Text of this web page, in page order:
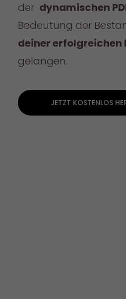
der dynamischen
Bedeutung der
deiner erfolgreichen
gelangen.
JETZT KOSTENLOS